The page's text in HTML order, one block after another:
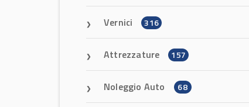
Vernici 316
Attrezzature 157
Noleggio Auto 68